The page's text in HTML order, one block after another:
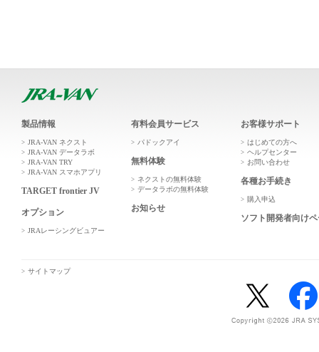
製品情報
JRA-VAN ネクスト
JRA-VAN データラボ
JRA-VAN TRY
JRA-VAN スマホアプリ
TARGET frontier JV
オプション
JRAレーシングビュアー
有料会員サービス
パドックアイ
無料体験
ネクストの無料体験
データラボの無料体験
お知らせ
お客様サポート
はじめての方へ
ヘルプセンター
お問い合わせ
各種お手続き
購入申込
ソフト開発者向け
サイトマップ